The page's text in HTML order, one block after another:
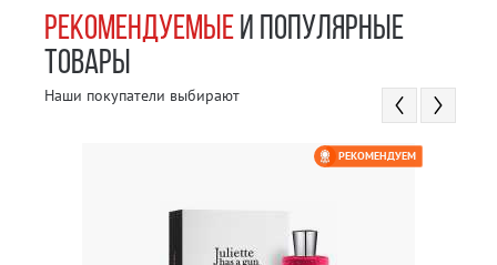
РЕКОМЕНДУЕМЫЕИ ПОПУЛЯРНЫЕ
ТОВАРЫ
Наши покупатели выбирают
РЕКОМЕНДУЕМ